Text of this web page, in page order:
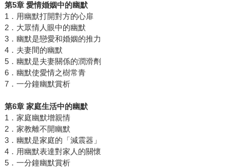
第5章 愛情婚姻中的幽默
1．用幽默打開對方的心扉
2．大眾情人眼中的幽默
3．幽默是戀愛和婚姻的推力
4．夫妻間的幽默
5．幽默是夫妻關係的潤滑劑
6．幽默使愛情之樹常青
7．一分鐘幽默賞析
第6章 家庭生活中的幽默
1．家庭幽默增親情
2．家教離不開幽默
3．幽默是家庭的「減震器」
4．用幽默表達對家人的關懷
5．一分鐘幽默賞析